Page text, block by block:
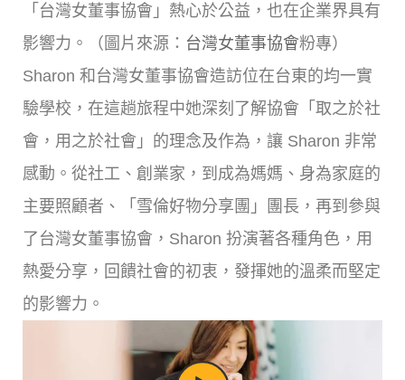
「台灣女董事協會」熱心於公益，也在企業界具有
影響力。（圖片來源： 台灣女董事協會粉專）
Sharon 和台灣女董事協會造訪位在台東的均一實
驗學校，在這趟旅程中她深刻了解協會「取之於社
會，用之於社會」的理念及作為，讓 Sharon 非常
感動。從社工、創業家，到成為媽媽、身為家庭的
主要照顧者、「雪倫好物分享團」團長，再到參與
了台灣女董事協會，Sharon 扮演著各種角色，用
熱愛分享，回饋社會的初衷，發揮她的溫柔而堅定
的影響力。